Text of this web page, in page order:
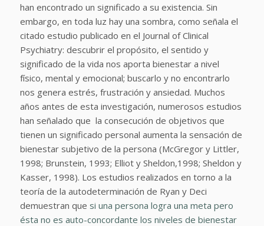
han encontrado un significado a su existencia. Sin
embargo, en toda luz hay una sombra, como señala el
citado estudio publicado en el Journal of Clinical
Psychiatry: descubrir el propósito, el sentido y
significado de la vida nos aporta bienestar a nivel
físico, mental y emocional; buscarlo y no encontrarlo
nos genera estrés, frustración y ansiedad. Muchos
años antes de esta investigación, numerosos estudios
han señalado que la consecución de objetivos que
tienen un significado personal aumenta la sensación de
bienestar subjetivo de la persona (McGregor y Littler,
1998; Brunstein, 1993; Elliot y Sheldon,1998; Sheldon y
Kasser, 1998). Los estudios realizados en torno a la
teoría de la autodeterminación de Ryan y Deci
demuestran que si una persona logra una meta pero
ésta no es auto-concordante los niveles de bienestar